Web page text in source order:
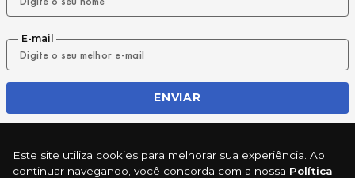
Este site utiliza cookies para melhorar sua experiência. Ao
continuar navegando, você concorda com a nossa Política
E-mail
ENVIAR
REDES SOCIAIS